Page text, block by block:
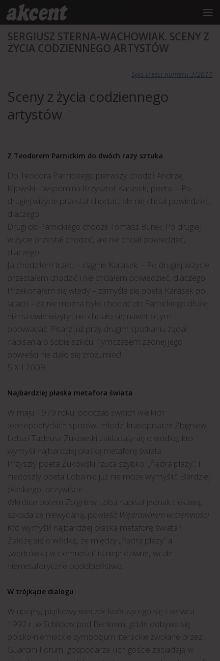
treści
Przejdź do treści
SERGIUSZ STERNA-WACHOWIAK. SCENY Z
ŻYCIA CODZIENNEGO ARTYSTÓW
Spis treści numeru 3/2011
Sceny z życia codziennego
artystów
Z Teodorem Parnickim do dwóch razy sztuka
Do Teodora Parnickiego pierwszy chodził Andrzej
Kijowski – wspomina Krzysztof Karasek, poeta. – Po
drugiej wizycie przestał chodzić, ale nie chciał powiedzieć,
dlaczego.
Drugi do Parnickiego chodził Tomasz Burek. Po drugiej
wizycie przestał chodzić, ale nie chciał powiedzieć,
dlaczego.
Ja chodziłem trzeci – ciągnie Karasek. – Po drugiej wizycie
przestałem chodzić i nie chciałem powiedzieć, dlaczego.
Przekonałem się wtedy – zamyśla się poeta Karasek po
latach – że nie można było chodzić do Parnickiego dłużej
niż na dwie wizyty i nie chciało się nawet o tym
opowiadać. Pisarz już przy drugim spotkaniu żądał
napisania o sobie szkicu. Tymczasem żadnej jego
powieści nie dało się zrozumieć!
5 XII 2009
Najbardziej płaska metafora świata
W maju 1979 roku, podczas swoich wielkich
teoriopoetyckich sporów, młodzi krasopisarze Zbigniew
Loba i Tadeusz Żukowski zakładają się o wódkę, kto
wymyśli najbardziej płaską metaforę świata.
Przyszły poeta Żukowski rzuca szybko: „flądra plaży”. I
niedoszły poeta Loba nic już nie może wymyślić. Bardziej
płaskiego, oczywiście.
Wkrótce potem Zbigniew Loba napisał jednak ciekawą,
szkoda że niewydaną, powieść Wędrowałem w ciemności
Kto wymyślił najbardziej płaską metaforę świata?
Założę się o wódkę, że między „flądrą plaży” a
„wędrówką w ciemności” istnieje dziwne, wcale
niemetaforyczne podobieństwo.
W trójkącie dialogu
W upojny, piątkowy wieczór kończącego się czerwca
1992 r. w Schildow pod Berlinem, gdzie odbywa się
polsko-niemieckie sympozjum literackie zwołane przez
Guardini Forum, gospodarze i ich goście zasiadają w